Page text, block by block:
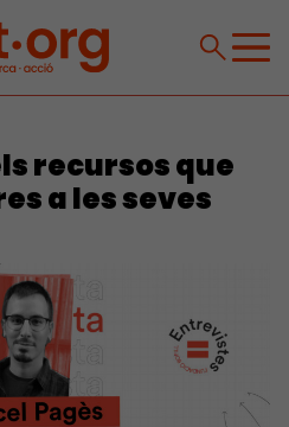
recursos que
a les seves